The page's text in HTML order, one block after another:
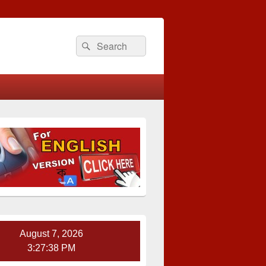
Search
for:
Search
August 7, 2026
3:27:39 PM